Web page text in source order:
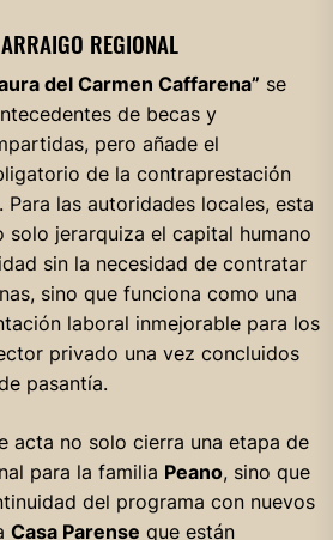
REGIONAL
del Carmen Caffarena” se
de becas y
pero añade el
de la contraprestación
las autoridades locales, esta
solo jerarquiza el capital humano
sin la necesidad de contratar
sino que funciona como una
laboral inmejorable para los
privado una vez concluidos
pasantía.
acta no solo cierra una etapa de
para la familia Peano, sino que
del programa con nuevos
Casa Parense que están